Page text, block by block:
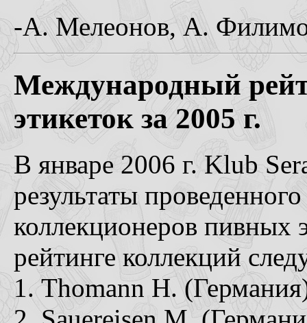
-А. Мелеонов, А.
Международный
этикеток за 2005 г.
В январе 2006 г. Klub
результаты
коллекционеров пивных
рейтинге коллекций
1. Thomann Н.